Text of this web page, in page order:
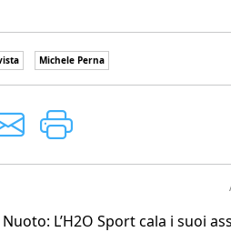
Michele Perna
Nuoto: L’H2O Sport cala i suoi